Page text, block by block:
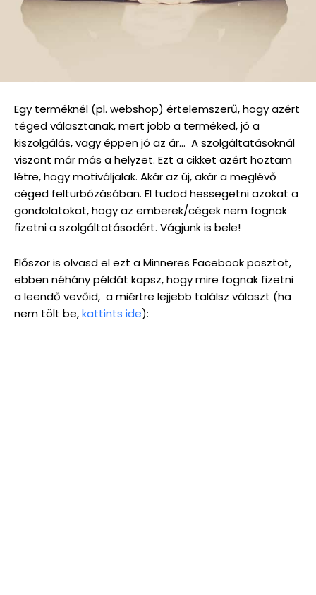
Egy terméknél (pl. webshop) értelemszerű, hogy azért
téged választanak, mert jobb a terméked, jó a
kiszolgálás, vagy éppen jó az ár… A szolgáltatásoknál
viszont már más a helyzet. Ezt a cikket azért hoztam
létre, hogy motiváljalak. Akár az új, akár a meglévő
céged felturbózásában. El tudod hessegetni azokat a
gondolatokat, hogy az emberek/cégek nem fognak
fizetni a szolgáltatásodért. Vágjunk is bele!
Először is olvasd el ezt a Minneres Facebook posztot,
ebben néhány példát kapsz, hogy mire fognak fizetni
a leendő vevőid, a miértre lejjebb találsz választ (ha
nem tölt be,kattints ide):